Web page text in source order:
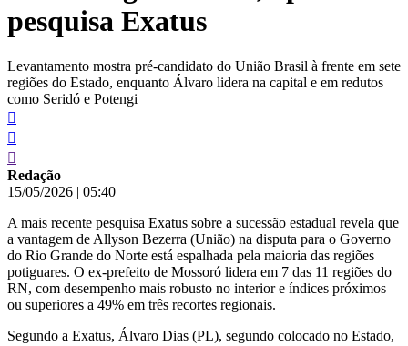
pesquisa Exatus
Levantamento mostra pré-candidato do União Brasil à frente em sete
regiões do Estado, enquanto Álvaro lidera na capital e em redutos
como Seridó e Potengi
Redação
15/05/2026 | 05:40
A mais recente pesquisa Exatus sobre a sucessão estadual revela que
a vantagem de Allyson Bezerra (União) na disputa para o Governo
do Rio Grande do Norte está espalhada pela maioria das regiões
potiguares. O ex-prefeito de Mossoró lidera em 7 das 11 regiões do
RN, com desempenho mais robusto no interior e índices próximos
ou superiores a 49% em três recortes regionais.
Segundo a Exatus, Álvaro Dias (PL), segundo colocado no Estado,